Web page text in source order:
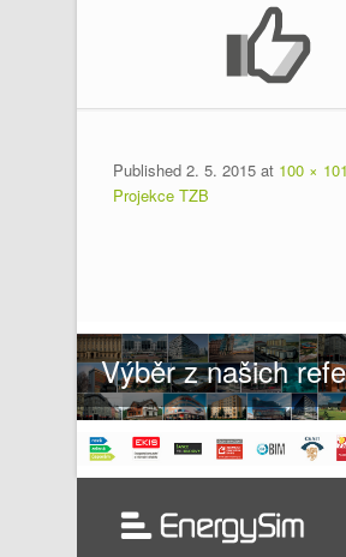
Published 2. 5. 2015 at 100 × 101
Projekce TZB
Výběr z našich